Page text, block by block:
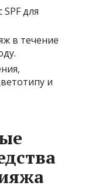
для
в течение
и